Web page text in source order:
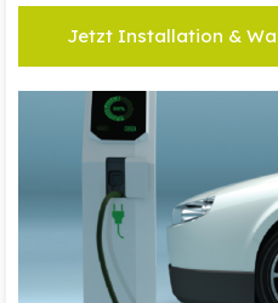
Jetzt Installation &